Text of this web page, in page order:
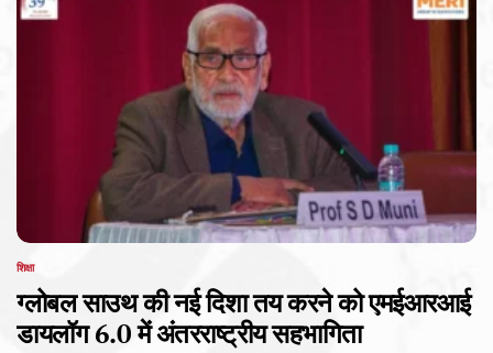
POSTED
शिक्षा
ग्लोबल साउथ की नई दिशा तय करने को एमईआरआई
डायलॉग 6.0 में अंतरराष्ट्रीय सहभागिता